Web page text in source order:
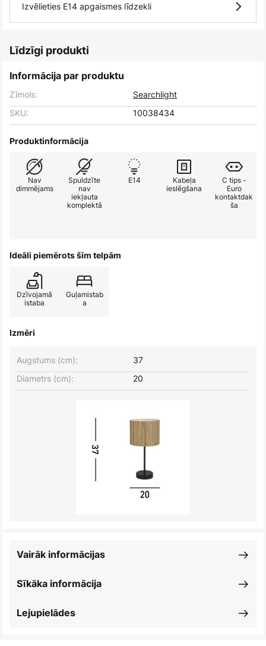
Izvēlieties E14 apgaismes līdzekli
Līdzīgi produkti
Informācija par produktu
Zīmols:
Searchlight
SKU:
10038434
Produktinformācija
Nav
dimmējams
Spuldzīte
nav
iekļauta
komplektā
E14
Kabeļa
ieslēgšana
C tips -
Euro
kontaktdak
ša
Ideāli piemērots šīm telpām
Dzīvojamā
istaba
Guļamistab
a
Izmēri
Augstums (cm):
37
Diametrs (cm):
20
Sīkāka informācija
Vairāk informācijas
Lejupielādes